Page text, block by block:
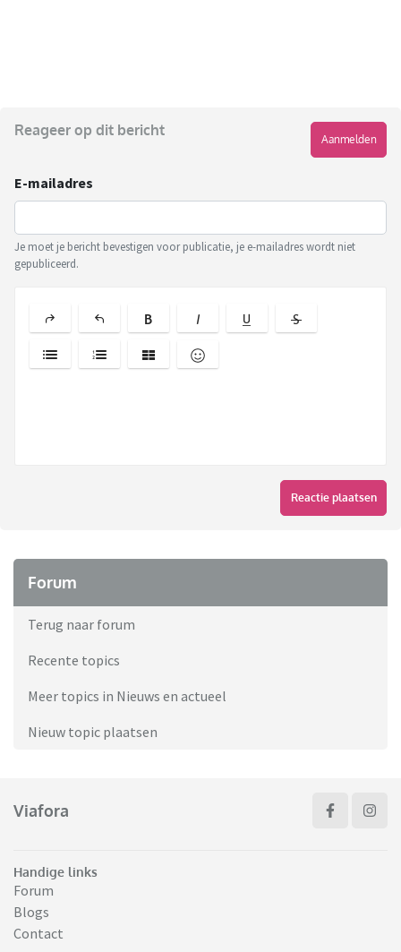
Reageer op dit bericht
Aanmelden
E-mailadres
Je moet je bericht bevestigen voor publicatie, je e-mailadres wordt niet
gepubliceerd.
Reactie plaatsen
Forum
Terug naar forum
Recente topics
Meer topics in Nieuws en actueel
Nieuw topic plaatsen
Viafora
Handige links
Forum
Blogs
Contact